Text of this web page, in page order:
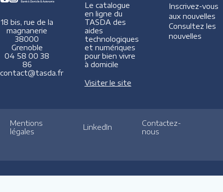
18 bis, rue de la
magnanerie
38000
Grenoble
04 58 00 38
86
contact@tasda.fr
Le catalogue
en ligne du
TASDA des
aides
technologiques
et numériques
pour bien vivre
à domicile
Visiter le site
Inscrivez-vous
aux nouvelles
Consultez les
nouvelles
Mentions
légales
LinkedIn
Contactez-
nous